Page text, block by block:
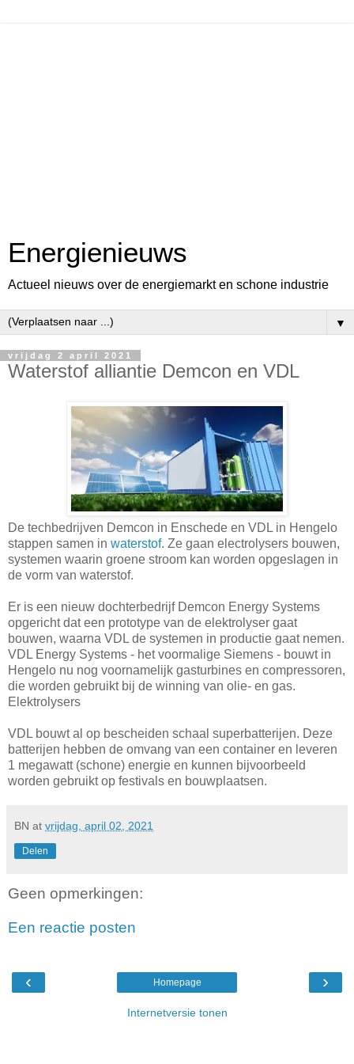
Energienieuws
Actueel nieuws over de energiemarkt en schone industrie
▼
vrijdag 2 april 2021
Waterstof alliantie Demcon en VDL
De techbedrijven Demcon in Enschede en VDL in Hengelo
stappen samen in waterstof. Ze gaan electrolysers bouwen,
systemen waarin groene stroom kan worden opgeslagen in
de vorm van waterstof.
Er is een nieuw dochterbedrijf Demcon Energy Systems
opgericht dat een prototype van de elektrolyser gaat
bouwen, waarna VDL de systemen in productie gaat nemen.
VDL Energy Systems - het voormalige Siemens - bouwt in
Hengelo nu nog voornamelijk gasturbines en compressoren,
die worden gebruikt bij de winning van olie- en gas.
Elektrolysers
VDL bouwt al op bescheiden schaal superbatterijen. Deze
batterijen hebben de omvang van een container en leveren
1 megawatt (schone) energie en kunnen bijvoorbeeld
worden gebruikt op festivals en bouwplaatsen.
BN at vrijdag, april 02, 2021
Delen
Geen opmerkingen:
Een reactie posten
‹ ›
Homepage
Internetversie tonen